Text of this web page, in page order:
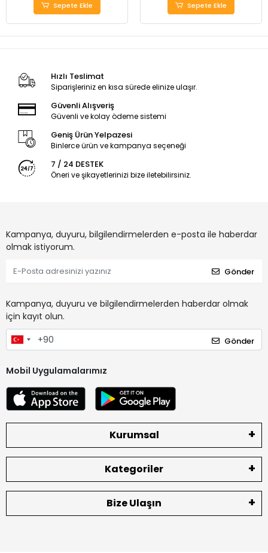
Sepete Ekle Sepete Ekle
Hızlı Teslimat
Siparişleriniz en kısa sürede elinize ulaşır.
Güvenli Alışveriş
Güvenli ve kolay ödeme sistemi
Geniş Ürün Yelpazesi
Binlerce ürün ve kampanya seçeneği
7 / 24 DESTEK
Öneri ve şikayetlerinizi bize iletebilirsiniz.
Kampanya, duyuru, bilgilendirmelerden e-posta ile haberdar
olmak istiyorum.
Gönder
Kampanya, duyuru ve bilgilendirmelerden haberdar olmak
için kayıt olun.
Gönder
Mobil Uygulamalarımız
Kurumsal
Kategoriler
Bize Ulaşın